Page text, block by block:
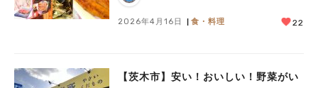
2026年4月16日 食・料理 22
【茨木市】安い！おいしい！野菜がい